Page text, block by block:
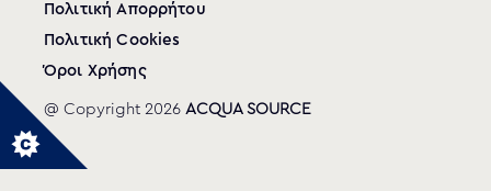
Πολιτική Απορρήτου
Πολιτική Cookies
Όροι Χρήσης
@ Copyright 2026 ACQUA SOURCE